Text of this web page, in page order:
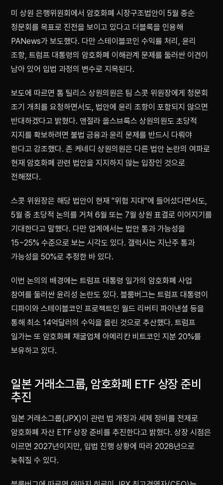
미 상원 은행위원회에서 암호화폐 시장구조법안이 5월 중순
청문회를 목표로 진전을 보이고 있다고 더블록을 인용해
PANews가 보도했다. 다만 스테이블코인 수익률 처리, 윤리
조항, 트럼프 대통령의 암호화폐 이해관계 문제를 둘러싼 이견이
남아 있어 입법 과정의 변수로 지목된다.
보도에 따르면 톰 틸리스 상원의원은 팀 스콧 위원장에게 청문회
조기 개최를 요청하면서도, 법안에 윤리 조항이 포함되지 않으면
반대하겠다고 밝혔다. 앤절라 올스브룩스 상원의원도 초당적
지지를 확보하려면 불법 금융과 윤리 문제를 반드시 다뤄야
한다고 강조했다. 존 케네디 상원의원은 다른 법안 논란의 여파로
현재 암호화폐 관련 법안을 지지하지 않는 입장인 것으로
전해졌다.
스콧 위원장은 해당 법안이 현재 "위험 지대"에 들어섰다면서도,
5월 중 초당적 논의를 거쳐 6월 또는 7월 상원 표결로 이어지기를
기대한다고 말했다. 다만 업계에서는 법안 통과 가능성을
15~25% 수준으로 보는 시각도 있다. 갤럭시는 지난주 통과
가능성을 50%로 추정한 바 있다.
이번 논의의 배경에는 트럼프 대통령 일가의 암호화폐 사업
참여를 둘러싼 윤리성 논란도 있다. 블룸버그는 트럼프 대통령이
디파이와 스테이블코인 프로젝트인 월드 리버티 파이낸셜 등을
통해 최소 14억달러의 수익을 올린 것으로 추산했다. 트럼프
일가는 또 암호화폐 채굴업체 아메리칸 비트코인 지분 20%를
보유하고 있다.
일본 거래소그룹, 암호화폐 ETF 상장 준비
추진
일본 거래소그룹(JPX)이 관련 법 개정과 세제 정비를 전제로
암호화폐 자산 ETF 상장 준비를 추진한다고 밝혔다. 상장 시점은
이르면 2027년이지만, 입법 진행 상황에 따라 2028년으로
늦춰질 수 있다.